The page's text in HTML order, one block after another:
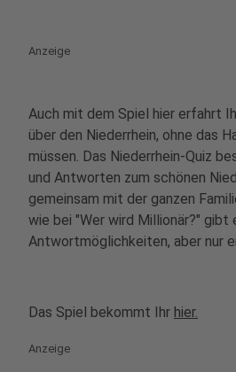
Anzeige
Auch mit dem Spiel hier erfahrt
über den Niederrhein, ohne das
müssen. Das Niederrhein-Quiz
und Antworten zum schönen
gemeinsam mit der ganzen
wie bei "Wer wird Millionär?" gibt
Antwortmöglichkeiten, aber nur
Das Spiel bekommt Ihr hier.
Anzeige